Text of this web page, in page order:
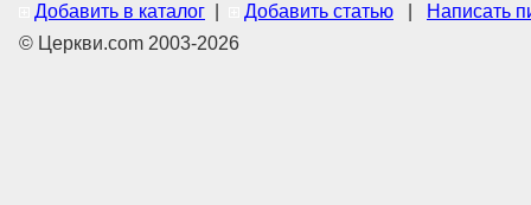
Добавить в каталог Добавить статью
Написать
© Церкви.com 2003-2026